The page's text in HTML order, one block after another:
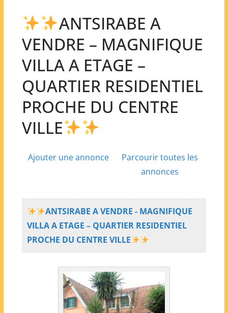
ANTSIRABE A
VENDRE – MAGNIFIQUE
VILLA A ETAGE –
QUARTIER RESIDENTIEL
PROCHE DU CENTRE
VILLE
Ajouter une annonce
Parcourir toutes les
annonces
ANTSIRABE A VENDRE - MAGNIFIQUE
VILLA A ETAGE – QUARTIER RESIDENTIEL
PROCHE DU CENTRE VILLE